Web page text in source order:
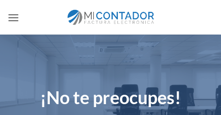
¡No te preocupes!